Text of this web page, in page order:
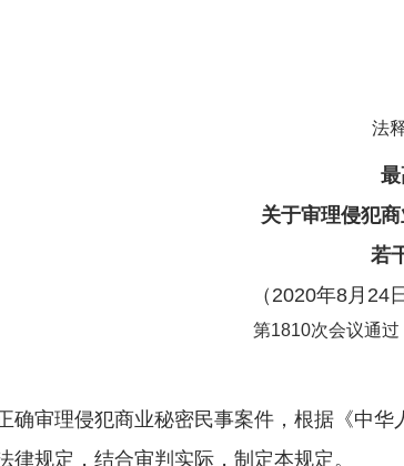
法
关于审理侵犯
若
（2020年8月24
第1810次会议通过
审理侵犯商业秘密民事案件，根据《中华
律规定，结合审判实际，制定本规定。